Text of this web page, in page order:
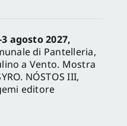
agosto 2027,
di Pantelleria,
a Vento. Mostra
NÓSTOS III,
editore